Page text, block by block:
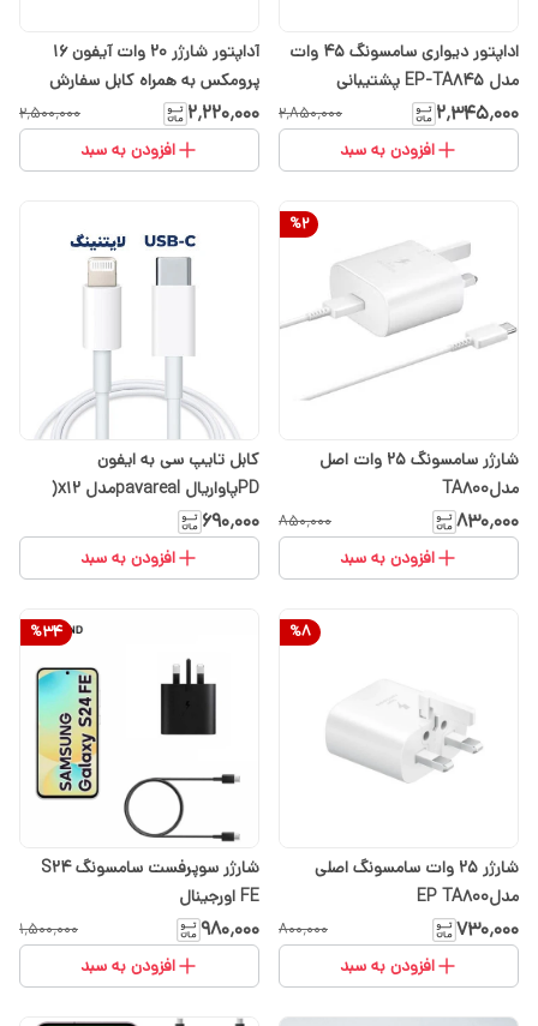
اداپتور دیواری سامسونگ 45 وات
مدل EP-TA845 پشتیبانی
ازسوپرفست شارژ 0.2 ارسال رایگان
با انتخاب تیپاکس
۲٬۳۴۵٬۰۰۰ ۲٬۸۵۰٬۰۰۰
افزودن به سبد
آداپتور شارژر 20 وات آیفون 16
پرومکس به همراه کابل سفارش
ایرلند
۲٬۲۲۰٬۰۰۰ ۲٬۵۰۰٬۰۰۰
افزودن به سبد
%2
شارژر سامسونگ 25 وات اصل
مدلTA800
۸۳۰٬۰۰۰ ۸۵۰٬۰۰۰
افزودن به سبد
کابل تایپ سی به ایفون
PDپاواریال pavarealمدل x12(
گارانتی تعویض یک ساله)
۶۹۰٬۰۰۰
افزودن به سبد
%8
شارژر ۲۵ وات سامسونگ اصلی
مدلEP TA800
۷۳۰٬۰۰۰ ۸۰۰٬۰۰۰
افزودن به سبد
%34
شارژر سوپرفست سامسونگ S24
FE اورجینال
۹۸۰٬۰۰۰ ۱٬۵۰۰٬۰۰۰
افزودن به سبد